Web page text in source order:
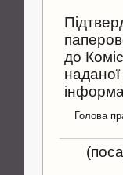
до
Голова